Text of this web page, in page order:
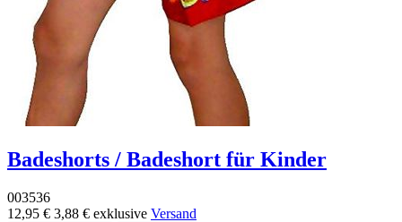
Badeshorts / Badeshort für Kinder
003536
12,95 € 3,88 € exklusive Versand